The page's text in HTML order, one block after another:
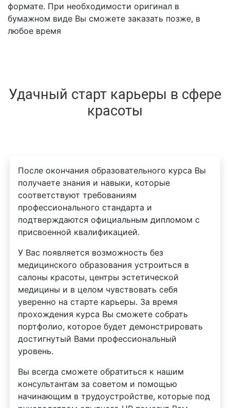
формате. При необходимости оригинал в
бумажном виде Вы сможете заказать позже, в
любое время
Удачный старт карьеры в сфере
красоты
После окончания образовательного курса Вы
получаете знания и навыки, которые
соответствуют требованиям
профессионального стандарта и
подтверждаются официальным дипломом с
присвоенной квалификацией.
У Вас появляется возможность без
медицинского образования устроиться в
салоны красоты, центры эстетической
медицины и в целом чувствовать себя
уверенно на старте карьеры. За время
прохождения курса Вы сможете собрать
портфолио, которое будет демонстрировать
достигнутый Вами профессиональный
уровень.
Вы всегда сможете обратиться к нашим
консультантам за советом и помощью
начинающим в трудоустройстве, которые под